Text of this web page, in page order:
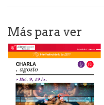
Más para ver